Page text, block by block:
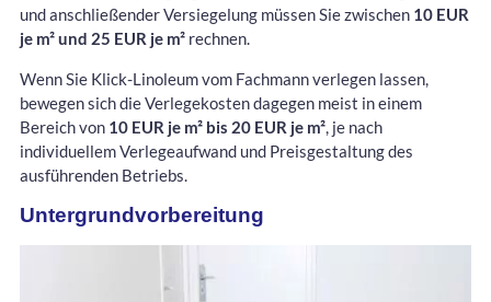
und anschließender Versiegelung müssen Sie zwischen 10 EUR
je m² und 25 EUR je m² rechnen.
Wenn Sie Klick-Linoleum vom Fachmann verlegen lassen,
bewegen sich die Verlegekosten dagegen meist in einem
Bereich von 10 EUR je m² bis 20 EUR je m², je nach
individuellem Verlegeaufwand und Preisgestaltung des
ausführenden Betriebs.
Untergrundvorbereitung